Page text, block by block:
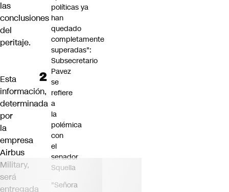
las
conclusiones
del
peritaje.
Esta
información,
determinada
por
la
empresa
Airbus
Military,
será
entregada
políticas ya
han
quedado
completamente
superadas":
Subsecretario
Pavez
se
refiere
a
la
polémica
con
el
senador
Squella
"Señora